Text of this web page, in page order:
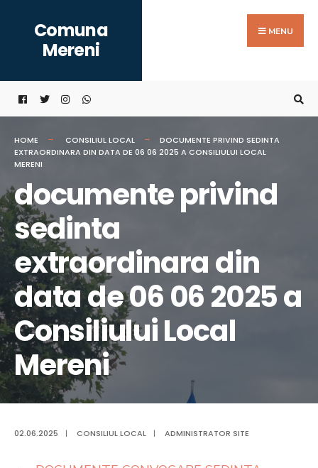
content
Comuna
Mereni
MENU
HOME CONSILIUL LOCAL
DOCUMENTE PRIVIND SEDINTA
EXTRAORDINARA DIN DATA DE 06 06 2025 A CONSILIULUI LOCAL
MERENI
documente privind
sedinta
extraordinara din
data de 06 06 2025 a
Consiliului Local
Mereni
02.06.2025 | CONSILIUL LOCAL | ADMINISTRATOR SITE
for: